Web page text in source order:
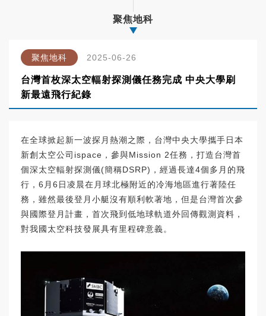
聚焦地科
聚焦地科 2025-06-26
台灣首枚深太空輻射探測儀任務完成 中央大學刷
新最遠飛行紀錄
在全球掀起新一波探月熱潮之際，台灣中央大學攜手日本
新創太空公司ispace，參與Mission 2任務，打造台灣首
個深太空輻射探測儀(簡稱DSRP)，經過長達4個多月的飛
行，6月6日凌晨在月球北極附近的冷海地區進行著陸任
務，雖然最後登月小艇沒有順利軟著地，但是台灣首次參
與國際登月計畫，首次飛到低地球軌道外回傳觀測資料，
對我國太空科技發展具有里程碑意義。